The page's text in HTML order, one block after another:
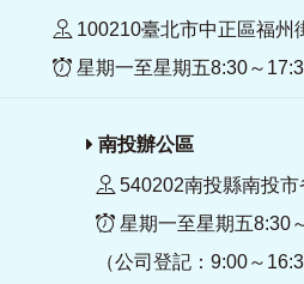
100210臺北市中正區福州
星期一至星期五8:30～
南投辦公區
540202南投縣南投市
星期一至星期五8:30
（公司登記：9:00～